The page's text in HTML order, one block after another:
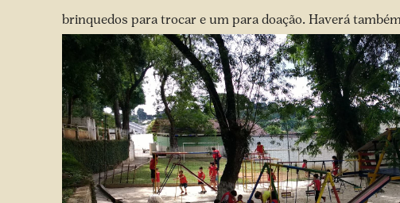
brinquedos para trocar e um para doação. Haverá